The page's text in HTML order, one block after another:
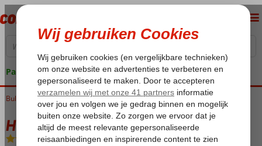
Pakketgarantie
Home
Bulgarije Zwarte Zee Sunny Beach Harmony Suites Grand Resort
Harmony Suites Grand Resort
Logies-Appartement